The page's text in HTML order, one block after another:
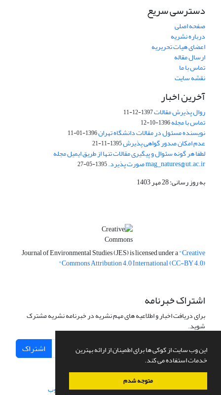
این وب سایت از کوکی ها برای اطمینان از ارائه بهترین
خدمات استفاده می کند.
متوجه شدم
دسترسی سریع
صفحه اصلی
درباره نشریه
اعضای هیات تحریریه
ارسال مقاله
تماس با ما
نقشه سایت
آخرین اخبار
روال پذیرش مقالات1397-12-11
تماس با مجله1396-10-12
نویسنده مسئول در مقالات دانشگاه تهران1396-01-11
عدم امکان صدور گواهی پذیرش1395-11-21
لطفا هر گونه سئوال و پیگیری مقالات تنها از طریق ایمیل مجله
mag_natures@ut.ac.ir صورت پذیرد. 1395-05-27
به روز رسانی: 28 مهر 1403
Journal of Environmental Studies (JES) is licensed under a"Creative
Commons Attribution 4.0 International (CC-BY 4.0)"
اشتراک خبرنامه
برای دریافت اخبار و اطلاعیه های مهم نشریه در خبرنامه نشریه مشترک
شوید.
اشتراک
سامانه مدیریت نشریات علمی.طراحی و پیاده سازی از سیناوب